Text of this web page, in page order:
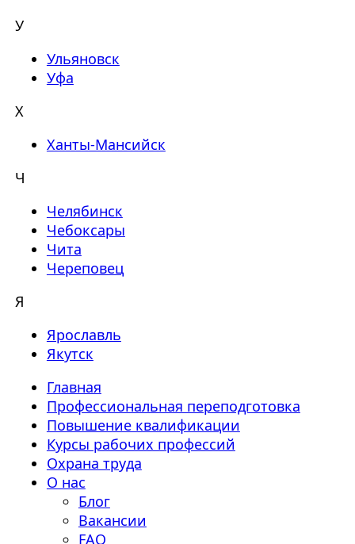
У
Ульяновск
Уфа
Х
Ханты-Мансийск
Ч
Челябинск
Чебоксары
Чита
Череповец
Я
Ярославль
Якутск
Главная
Профессиональная переподготовка
Повышение квалификации
Курсы рабочих профессий
Охрана труда
О нас
Блог
Вакансии
FAQ